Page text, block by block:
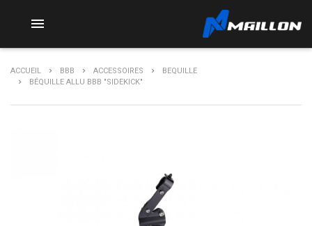

ACCUEIL BBB ACCESSOIRES
BEQUILLE
BÉQUILLE ALLU BBB "SIDEKICK"